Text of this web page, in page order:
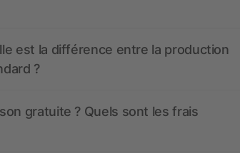
est la différence entre la production
?
gratuite ? Quels sont les frais